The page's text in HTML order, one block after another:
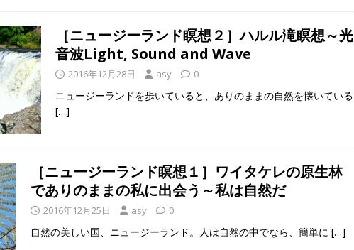
［ニュージーランド瞑想２］ハルル滝瞑想～光
音波Light, Sound and Wave
2016年12月28日 asy 0
ニュージーランドを歩いていると、ありのままの自然を懐いている
[…]
［ニュージーランド瞑想１］ワイタケレの原生林
でありのままの私に出会う～私は自然だ
2016年12月25日 asy 0
自然の美しい国、ニュージーランド。人は自然の中でなら、簡単に […]